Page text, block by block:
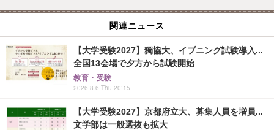
関連ニュース
【大学受験2027】獨協大、イブニング試験導入...
全国13会場で夕方から試験開始
教育・受験
2026.8.6 Thu 20:15
【大学受験2027】京都府立大、募集人員を増員...
文学部は一般選抜も拡大